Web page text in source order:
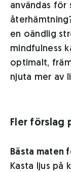
användas för
en oändlig
mindfulness
optimalt,
njuta mer av
Fler förslag
Bästa maten
Kasta ljus på